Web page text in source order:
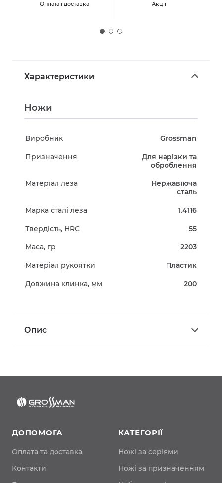
Оплата і доставка Акціі
Характеристики
Ножи
Виробник Grossman
Призначення
Для нарізки та
оброблення
Матеріал леза
Нержавіюча
сталь
Марка сталі леза 1.4116
Твердість, HRC 55
Маса, гр 2203
Матеріал рукоятки Пластик
Довжина клинка, мм 200
Опис
ДОПОМОГА
Оплата та доставка
Контакти
КАТЕГОРІЇ
Ножі за серіями
Ножі за призначенням